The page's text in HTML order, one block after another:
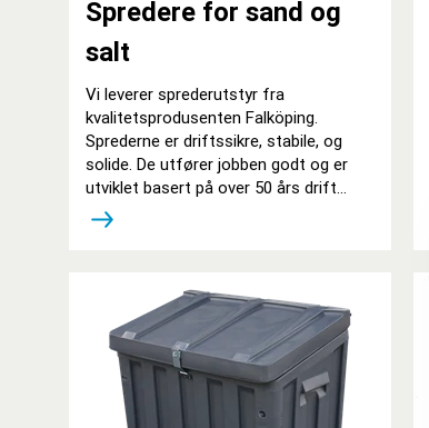
Spredere for sand og
salt
Vi leverer sprederutstyr fra
kvalitetsprodusenten Falköping.
Sprederne er driftssikre, stabile, og
solide. De utfører jobben godt og er
utviklet basert på over 50 års drift
under nordiske forhold.